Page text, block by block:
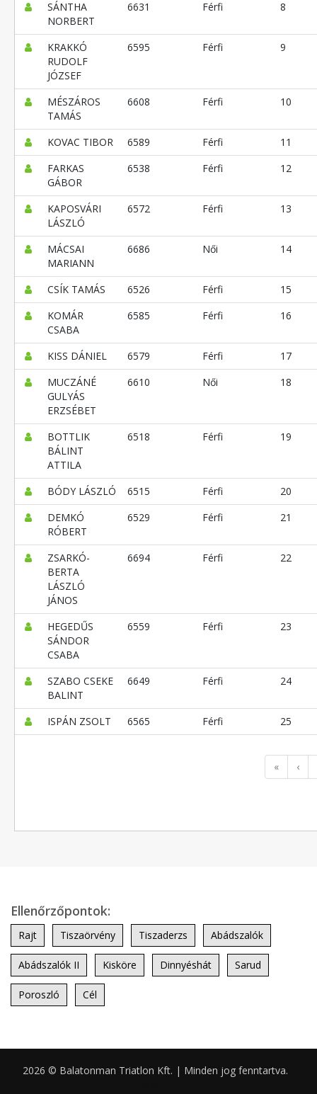
SÁNTHA
NORBERT
6631 Férfi 8
KRAKKÓ
RUDOLF
JÓZSEF
6595 Férfi 9
MÉSZÁROS
TAMÁS
6608 Férfi 10
KOVAC TIBOR 6589 Férfi
11
FARKAS
GÁBOR
6538 Férfi 12
KAPOSVÁRI
LÁSZLÓ
6572 Férfi 13
MÁCSAI
MARIANN
6686 Női 14
CSÍK TAMÁS 6526 Férfi
15
KOMÁR
CSABA
6585 Férfi 16
KISS DÁNIEL 6579 Férfi
17
MUCZÁNÉ
GULYÁS
ERZSÉBET
6610 Női 18
BOTTLIK
BÁLINT
ATTILA
6518 Férfi 19
BÓDY LÁSZLÓ 6515 Férfi
20
DEMKÓ
RÓBERT
6529 Férfi 21
ZSARKÓ-
BERTA
LÁSZLÓ
JÁNOS
6694 Férfi 22
HEGEDŰS
SÁNDOR
CSABA
6559 Férfi 23
SZABO CSEKE
BALINT
6649 Férfi 24
ISPÁN ZSOLT 6565 Férfi 25
« ‹
Ellenőrzőpontok:
Rajt Tiszaörvény Tiszaderzs Abádszalók
Abádszalók II Kisköre Dinnyéshát Sarud
Poroszló Cél
2026 © Balatonman Triatlon Kft. | Minden jog fenntartva.